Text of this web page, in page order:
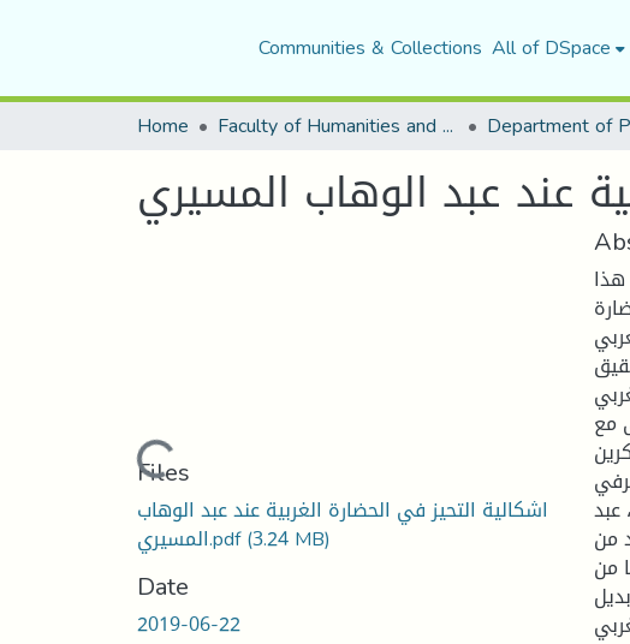
Communities & Collections All of DSpace
Home Faculty of Humanities and Social Sciences Department of
عند عبد الوهاب المسيري
Loading...
Files
اشكالية التحيز في الحضارة الغربية عند عبد الوهاب
المسيري.pdf(3.24 MB)
Date
2019-06-22
هذا
مع
عبد
من
من